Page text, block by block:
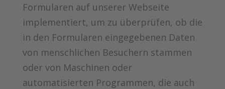
Formularen auf unserer Webseite
implementiert, um zu überprüfen, ob die
in den Formularen eingegebenen Daten
von menschlichen Besuchern stammen
oder von Maschinen oder
automatisierten Programmen, die auch